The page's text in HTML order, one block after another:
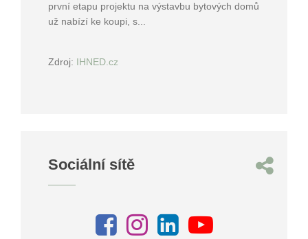
první etapu projektu na výstavbu bytových domů
už nabízí ke koupi, s...
Zdroj: IHNED.cz
Sociální sítě